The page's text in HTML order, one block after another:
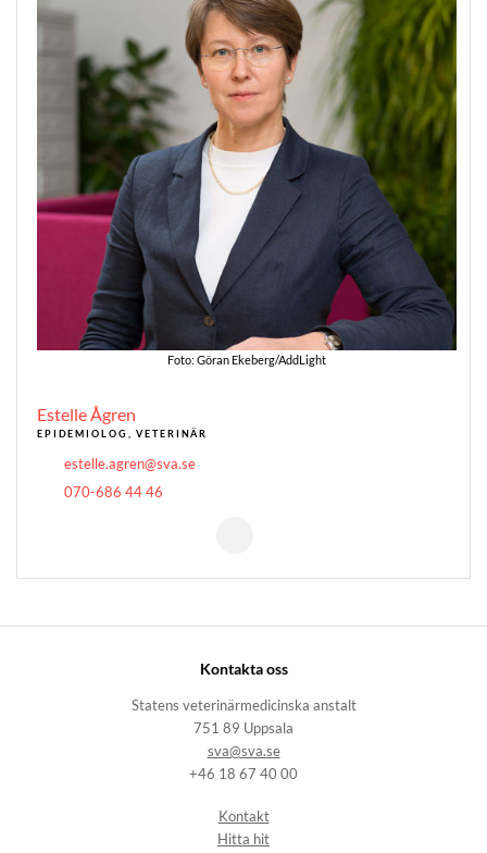
Estelle Ågren
EPIDEMIOLOG, VETERINÄR
estelle.agren@sva.se
070-686 44 46
Foto: Göran Ekeberg/AddLight
Kontakta oss
Statens veterinärmedicinska anstalt
751 89 Uppsala
sva@sva.se
+46 18 67 40 00
Kontakt
Hitta hit